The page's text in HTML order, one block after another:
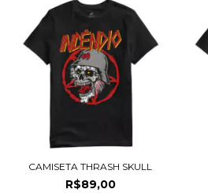
CAMISETA THRASH SKULL
R$89,00